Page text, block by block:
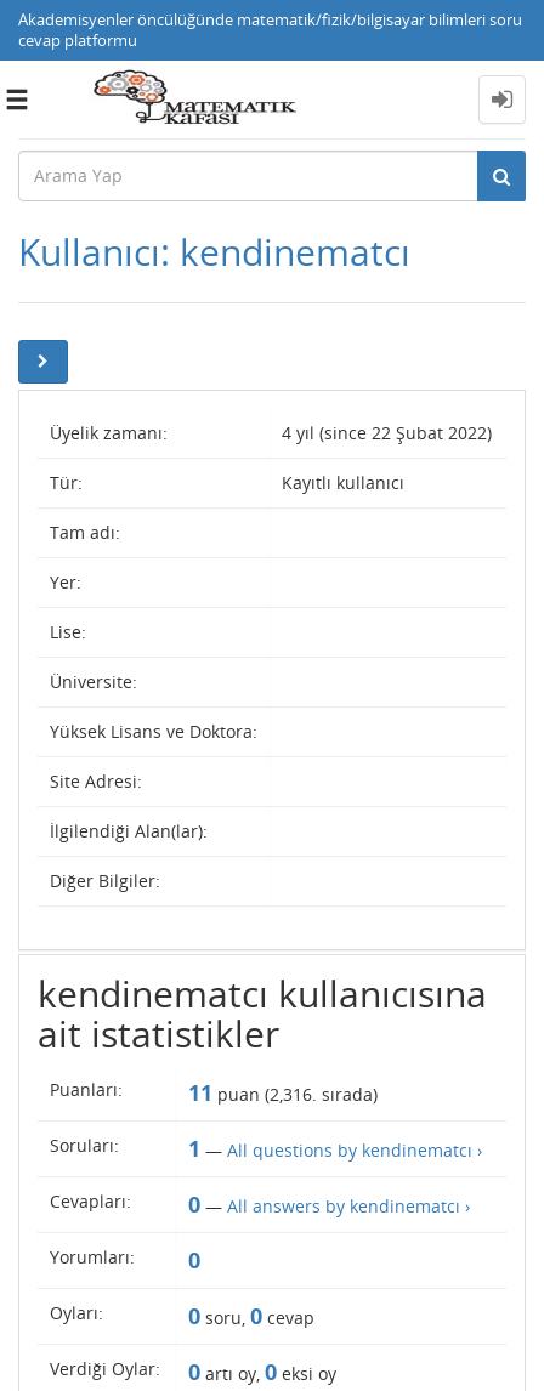
Akademisyenler öncülüğünde matematik/fizik/bilgisayar bilimleri soru
cevap platformu
Toggle
Kullanıcı: kendinematcı
Üyelik zamanı: 4 yıl (since 22 Şubat 2022)
Tür: Kayıtlı kullanıcı
Tam adı:
Yer:
Lise:
Üniversite:
Yüksek Lisans ve Doktora:
Site Adresi:
İlgilendiği Alan(lar):
Diğer Bilgiler:
kendinematcı kullanıcısına
ait istatistikler
Puanları: 11 puan (2,316. sırada)
Soruları: 1 — All questions by kendinematcı ›
Cevapları: 0 — All answers by kendinematcı ›
Yorumları: 0
Oyları: 0 soru, 0 cevap
Verdiği Oylar: 0 artı oy, 0 eksi oy